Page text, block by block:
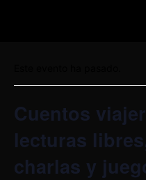
Cuentos
lecturas
charlas y